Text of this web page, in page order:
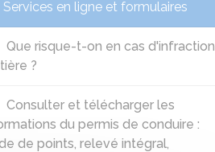
Services en ligne et formulaires
Que risque-t-on en cas d'infraction
?
Consulter et télécharger les
du permis de conduire :
de points, relevé intégral,